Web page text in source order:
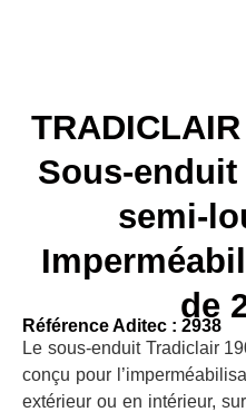
Sous-
semi-
de
Référence Aditec : 2938
Le sous-enduit Tradiclair
conçu pour
extérieur ou en intérieur,